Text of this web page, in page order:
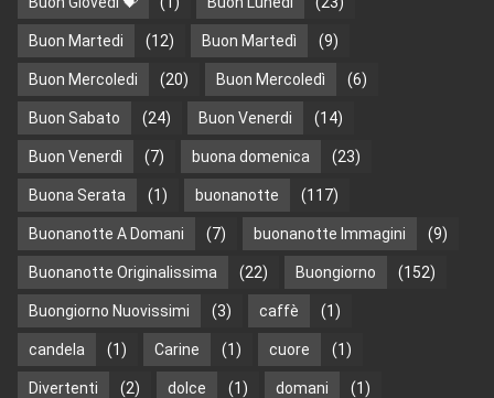
Buon Martedi (12) Buon Martedì (9)
Buon Mercoledi (20) Buon Mercoledì (6)
Buon Sabato (24) Buon Venerdi (14)
Buon Venerdì (7) buona domenica (23)
Buona Serata (1) buonanotte (117)
Buonanotte A Domani (7) buonanotte Immagini (9)
Buonanotte Originalissima (22) Buongiorno (152)
Buongiorno Nuovissimi (3) caffè (1)
candela (1) Carine (1) cuore (1)
Divertenti (2) dolce (1) domani (1)